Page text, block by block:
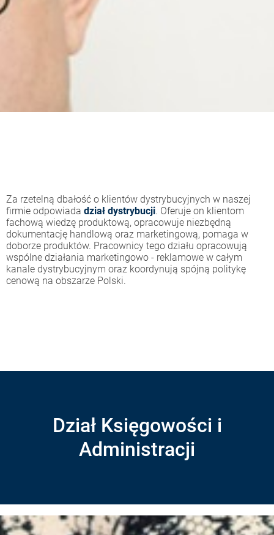
Za rzetelną dbałość o klientów dystrybucyjnych w naszej
firmie odpowiada dział dystrybucji. Oferuje on klientom
fachową wiedzę produktową, opracowuje niezbędną
dokumentację handlową oraz marketingową, pomaga w
doborze produktów. Pracownicy tego działu opracowują
wspólne działania marketingowo - reklamowe w całym
kanale dystrybucyjnym oraz koordynują spójną politykę
cenową na obszarze Polski.
Dział Księgowości i
Administracji